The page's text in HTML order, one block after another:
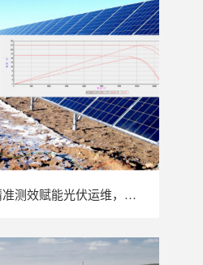
精准测效赋能光伏运维，苏州 LAILX LX‑PV32 便携式 IV 测试仪打造现场检测新标杆